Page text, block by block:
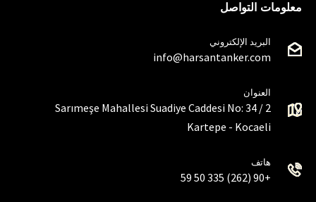
معلومات التواصل
البريد الإلكتروني
info@harsantanker.com
العنوان
Sarımeşe Mahallesi Suadiye Caddesi No: 34 / 2
Kartepe - Kocaeli
هاتف
+90 (262) 335 50 59